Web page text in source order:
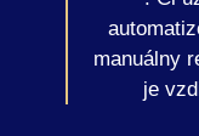
manuálny
je